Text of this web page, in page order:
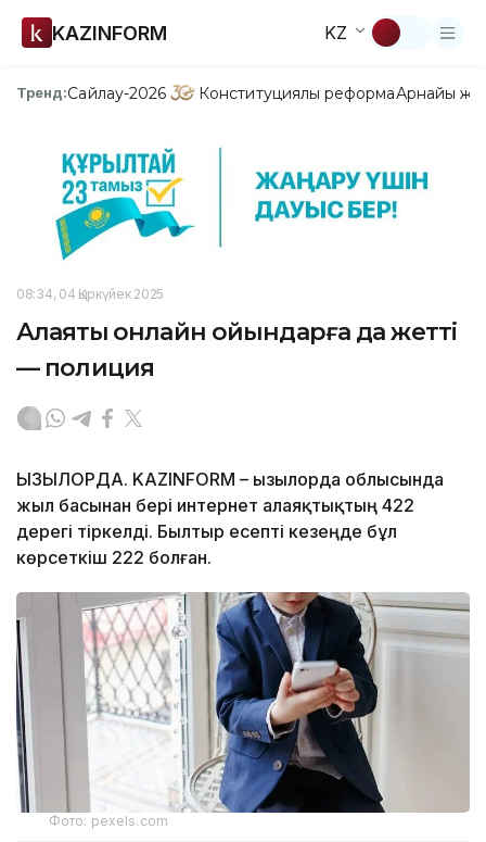
KAZINFORM KZ
Тренд:Сайлау-2026 Конституциялық реформаАрнайы
08:34, 04 Қыркүйек 2025
Алаяқтық онлайн ойындарға да жетті
— полиция
ҚЫЗЫЛОРДА. KAZINFORM – Қызылорда облысында
жыл басынан бері интернет алаяқтықтың 422
дерегі тіркелді. Былтыр есепті кезеңде бұл
көрсеткіш 222 болған.
Фото: pexels.com